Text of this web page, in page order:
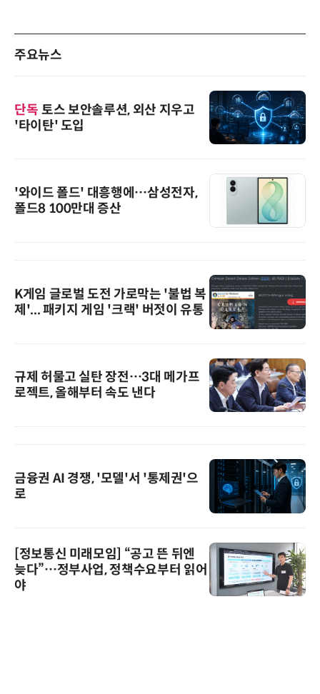
주요뉴스
단독 토스 보안솔루션, 외산 지우고
'타이탄' 도입
'와이드 폴드' 대흥행에…삼성전자,
폴드8 100만대 증산
K게임 글로벌 도전 가로막는 '불법 복
제'... 패키지 게임 '크랙' 버젓이 유통
규제 허물고 실탄 장전…3대 메가프
로젝트, 올해부터 속도 낸다
금융권 AI 경쟁, '모델'서 '통제권'으
로
[정보통신 미래모임] “공고 뜬 뒤엔
늦다”…정부사업, 정책수요부터 읽어
야